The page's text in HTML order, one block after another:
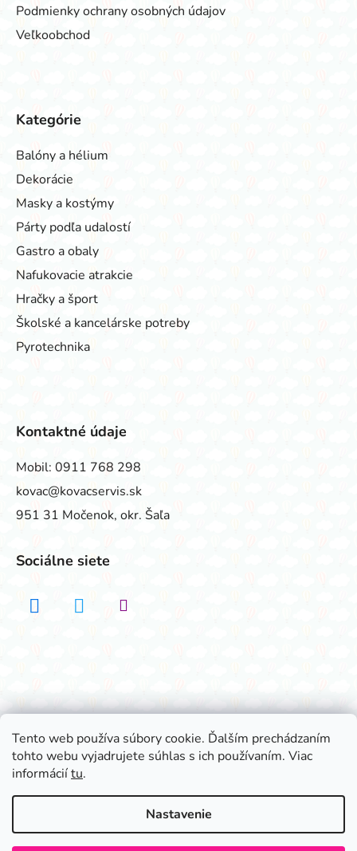
Tento web používa súbory cookie. Ďalším prechádzaním
tohto webu vyjadrujete súhlas s ich používaním. Viac
informáciítu.
Nastavenie
Podmienky ochrany osobných údajov
Veľkoobchod
Kategórie
Balóny a hélium
Dekorácie
Masky a kostýmy
Párty podľa udalostí
Gastro a obaly
Nafukovacie atrakcie
Hračky a šport
Školské a kancelárske potreby
Pyrotechnika
Kontaktné údaje
Mobil: 0911 768 298
kovac@kovacservis.sk
951 31 Močenok, okr. Šaľa
Sociálne siete
vyhradené.